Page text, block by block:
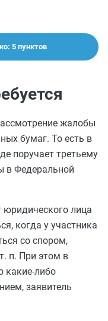
5 пунктов
жалобы
бумаг. То есть в
поручает третьему
в Федеральной
лица
когда у участника
со спором,
п. При этом в
какие-либо
заявитель